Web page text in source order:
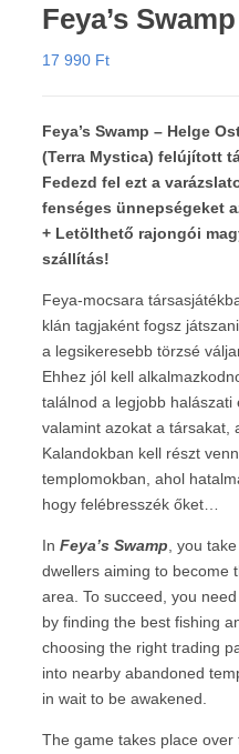
Feya’s
17 990 Ft
Feya’s Swamp – Helge
(Terra Mystica) felújított
Fedezd fel ezt a
fenséges ünnepségeket
+ Letölthető rajongói
szállítás!
Feya-mocsara
klán tagjaként fogsz
a legsikeresebb törzsé
Ehhez jól kell
találnod a legjobb halászati
valamint azokat a társakat,
Kalandokban kell részt
templomokban, ahol
hogy felébresszék őket…
In Feya’s Swamp , you
dwellers aiming to become
area. To succeed, you
by finding the best fishing
choosing the right trading
into nearby abandoned
in wait to be awakened.
The game takes place